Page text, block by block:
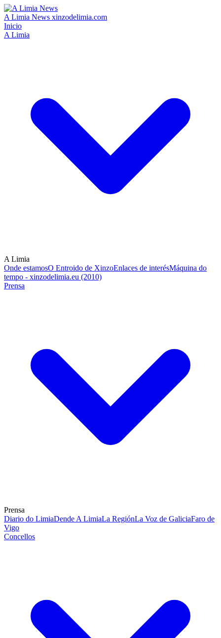
A Limia News xinzodelimia.com
Inicio
A Limia
A Limia
Onde estamosO Entroido de XinzoEnlaces de interésMáquina do
tempo - xinzodelimia.eu (2010)
Prensa
Prensa
Diario do LimiaDende A LimiaLa RegiónLa Voz de GaliciaFaro de
Vigo
Concellos